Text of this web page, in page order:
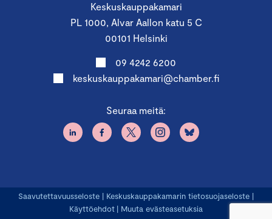
Keskuskauppakamari
PL 1000, Alvar Aallon katu 5 C
00101 Helsinki
09 4242 6200
keskuskauppakamari@chamber.fi
Seuraa meitä:
Saavutettavuusseloste | Keskuskauppakamarin tietosuojaseloste |
Käyttöehdot | Muuta evästeasetuksia